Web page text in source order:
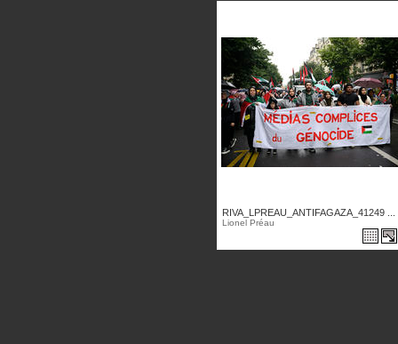
RIVA_LPREAU_ANTIFAGAZA_41249 ...
Lionel Préau